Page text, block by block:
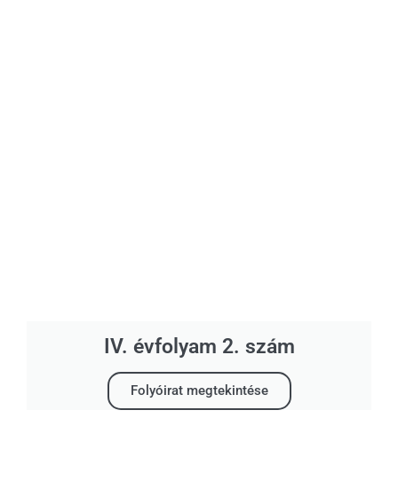
IV. évfolyam 2. szám
Folyóirat megtekintése